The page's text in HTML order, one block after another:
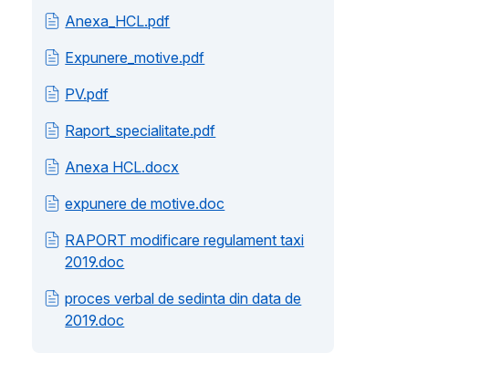
Anexa_HCL.pdf
Expunere_motive.pdf
PV.pdf
Raport_specialitate.pdf
Anexa HCL.docx
expunere de motive.doc
RAPORT modificare regulament taxi
2019.doc
proces verbal de sedinta din data de
2019.doc